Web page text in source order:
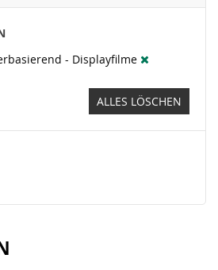
- Textil
- Displayfilme
ALLES LÖSCHEN